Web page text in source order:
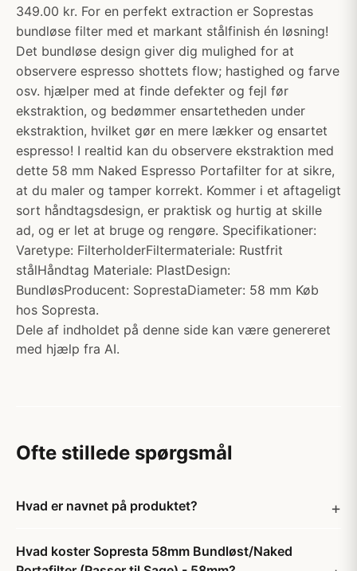
349.00 kr. For en perfekt extraction er Soprestas
bundløse filter med et markant stålfinish én løsning!
Det bundløse design giver dig mulighed for at
observere espresso shottets flow; hastighed og farve
osv. hjælper med at finde defekter og fejl før
ekstraktion, og bedømmer ensartetheden under
ekstraktion, hvilket gør en mere lækker og ensartet
espresso! I realtid kan du observere ekstraktion med
dette 58 mm Naked Espresso Portafilter for at sikre,
at du maler og tamper korrekt. Kommer i et aftageligt
sort håndtagsdesign, er praktisk og hurtig at skille
ad, og er let at bruge og rengøre. Specifikationer:
Varetype: FilterholderFiltermateriale: Rustfrit
stålHåndtag Materiale: PlastDesign:
BundløsProducent: SoprestaDiameter: 58 mm Køb
hos Sopresta.
Dele af indholdet på denne side kan være genereret
med hjælp fra AI.
Ofte stillede spørgsmål
Hvad er navnet på produktet?
Hvad koster Sopresta 58mm Bundløst/Naked